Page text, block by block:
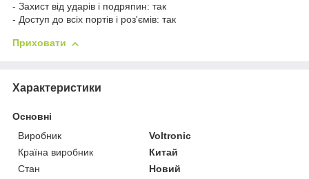
- Захист від ударів і подряпин: так
- Доступ до всіх портів і роз'ємів: так
Приховати
Характеристики
Основні
Виробник
Voltronic
Країна виробник
Китай
Стан
Новий